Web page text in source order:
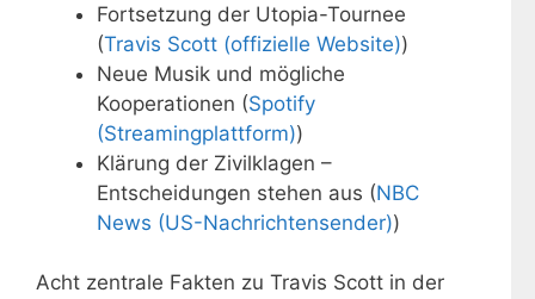
Fortsetzung der Utopia-Tournee
(Travis Scott (offizielle Website))
Neue Musik und mögliche
Kooperationen (Spotify
(Streamingplattform))
Klärung der Zivilklagen –
Entscheidungen stehen aus (NBC
News (US-Nachrichtensender))
Acht zentrale Fakten zu Travis Scott in der